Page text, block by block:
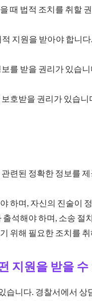
때 법적 조치를 취할
지원을 받아야 합니
를 받을 권리가 있습
호받을 권리가 있습
련된 정확한 정보를
하며, 자신의 진술이
출석해야 하며, 소송 절
위해 필요한 조치를
지원을 받을 수
습니다. 경찰서에서 상